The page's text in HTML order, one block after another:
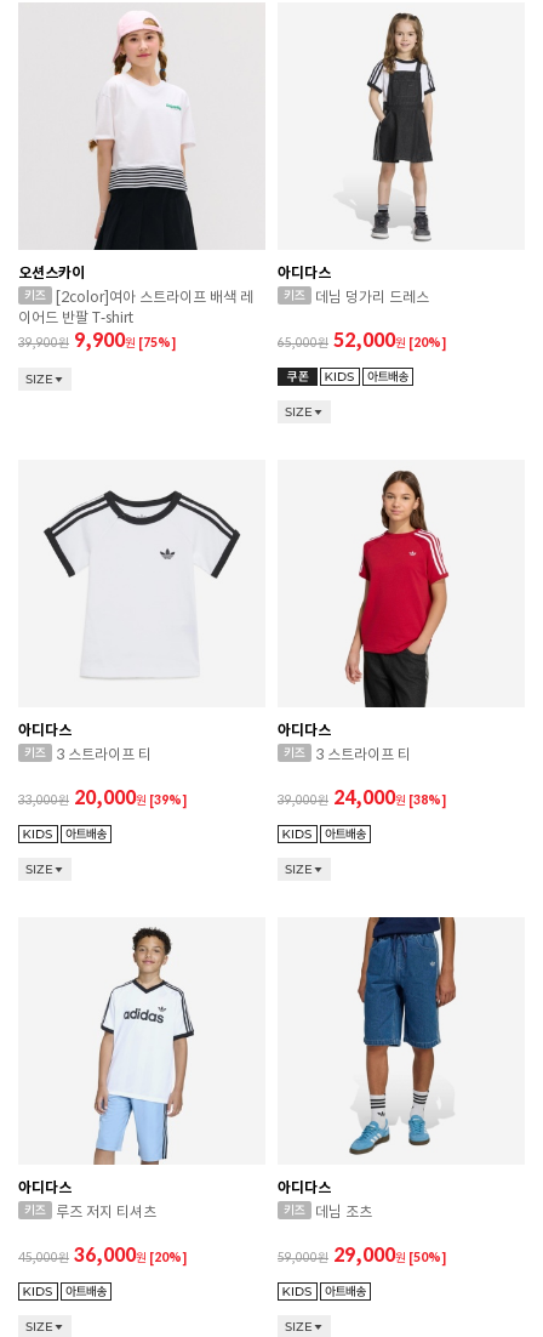
오션스카이
[2color]여아 스트라이프 배색 레
이어드 반팔 T-shirt
39,900 9,900원 [75%]
SIZE
아디다스
데님 덩가리 드레스
65,000 52,000원 [20%]
SIZE
아디다스
3 스트라이프 티
33,000 20,000원 [39%]
SIZE
아디다스
3 스트라이프 티
39,000 24,000원 [38%]
SIZE
아디다스
루즈 저지 티셔츠
45,000 36,000원 [20%]
SIZE
아디다스
데님 조츠
59,000 29,000원 [50%]
SIZE